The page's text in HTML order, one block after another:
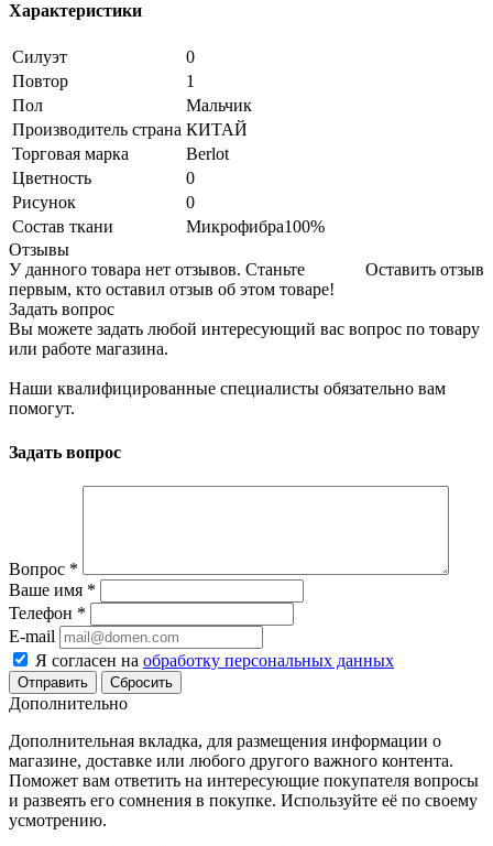
Характеристики
Силуэт
0
Повтор
1
Пол
Мальчик
Производитель страна КИТАЙ
Торговая марка
Berlot
Цветность
0
Рисунок
0
Состав ткани
Микрофибра100%
Отзывы
Оставить отзыв
У данного товара нет отзывов. Станьте
первым, кто оставил отзыв об этом товаре!
Задать вопрос
Вы можете задать любой интересующий вас вопрос по товару
или работе магазина.
Наши квалифицированные специалисты обязательно вам
помогут.
Задать вопрос
Вопрос *
Ваше имя *
Телефон *
E-mail
Я согласен на обработку персональных данных
Сбросить
Дополнительно
Дополнительная вкладка, для размещения информации о
магазине, доставке или любого другого важного контента.
Поможет вам ответить на интересующие покупателя вопросы
и развеять его сомнения в покупке. Используйте её по своему
усмотрению.